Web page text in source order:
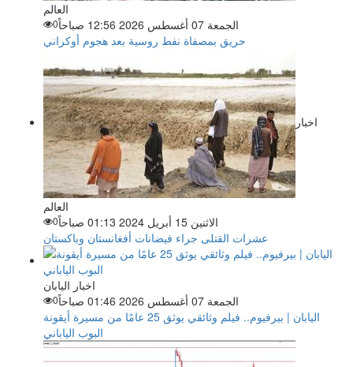
العالم
الجمعة 07 أغسطس 2026 12:56 صباحاً
0
حريق بمصفاة نفط روسية بعد هجوم أوكراني
اخبار
العالم
الاثنين 15 أبريل 2024 01:13 صباحاً
0
عشرات القتلى جراء فيضانات أفغانستان وباكستان
اخبار اليابان
الجمعة 07 أغسطس 2026 01:46 صباحاً
0
اليابان | بيرفيوم.. فيلم وثائقي يوثق 25 عامًا من مسيرة أيقونة
البوب الياباني